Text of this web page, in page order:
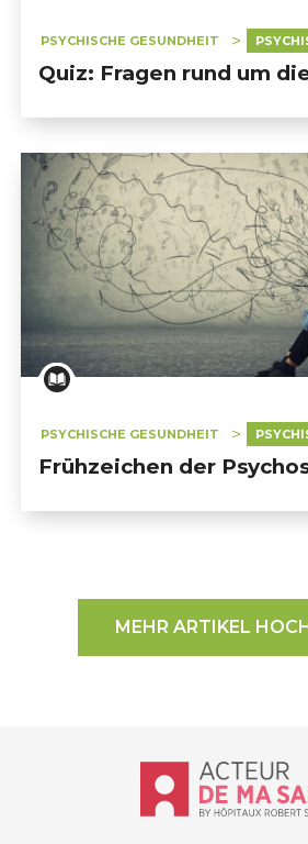
PSYCHISCHE GESUNDHEIT
Quiz: Fragen rund um
PSYCHISCHE GESUNDHEIT
Frühzeichen der
MEHR ARTIKEL
Accueil - Acteur